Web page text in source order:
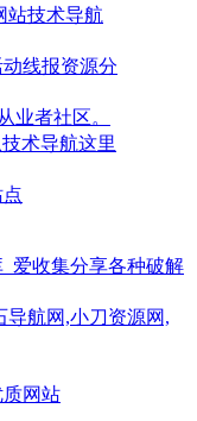
站技术导航
线报资源分
业者社区。
术导航这里
爱收集分享各种破解
导航网,小刀资源网,
网站